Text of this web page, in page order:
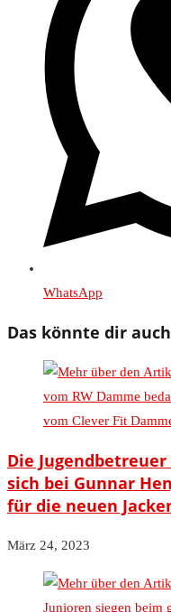
WhatsApp
Das könnte dir
Die
sich bei Gunnar
für die neuen
März 24, 2023